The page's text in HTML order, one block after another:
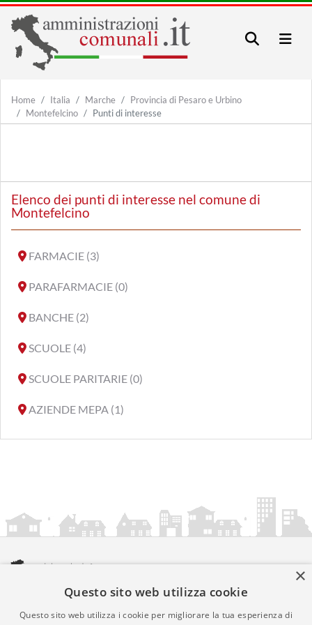
Home Italia Marche
Provincia di Pesaro e Urbino
Montefelcino
Punti di interesse
Elenco dei punti di interesse nel comune di
Montefelcino
FARMACIE (3)
PARAFARMACIE (0)
BANCHE (2)
SCUOLE (4)
SCUOLE PARITARIE (0)
AZIENDE MEPA (1)
amministrazionicomunali.it è una iniziativa diartemedia.it
© Copyright MMXXIV - P.IVA 05400000724
×
Questo sito web utilizza cookie
Questo sito web utilizza i cookie per migliorare la tua esperienza di